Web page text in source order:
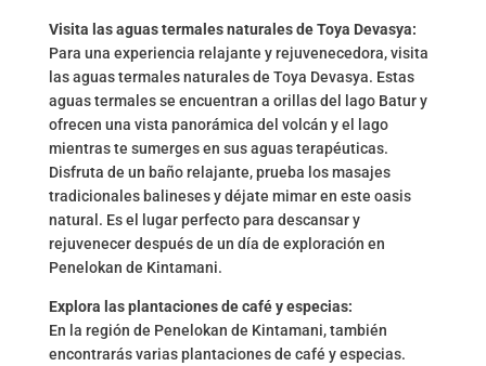
Visita las aguas termales naturales de Toya Devasya:
Para una experiencia relajante y rejuvenecedora, visita
las aguas termales naturales de Toya Devasya. Estas
aguas termales se encuentran a orillas del lago Batur y
ofrecen una vista panorámica del volcán y el lago
mientras te sumerges en sus aguas terapéuticas.
Disfruta de un baño relajante, prueba los masajes
tradicionales balineses y déjate mimar en este oasis
natural. Es el lugar perfecto para descansar y
rejuvenecer después de un día de exploración en
Penelokan de Kintamani.
Explora las plantaciones de café y especias:
En la región de Penelokan de Kintamani, también
encontrarás varias plantaciones de café y especias.